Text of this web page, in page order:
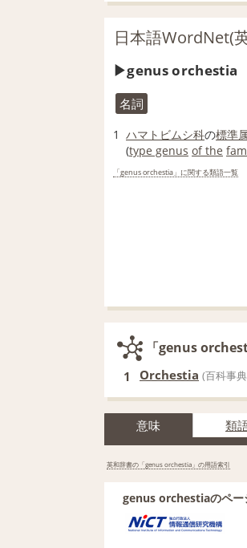
日本語WordNet(
genus orchestia
名詞
1 ハマトビムシ科の標準
(type genus of the
「genus orchestia」に関する類語一覧
「genus
1 Orchestia (百科事
意味 類
英和辞書の「genus orchestia」の用語索引
genus orchestiaのペー